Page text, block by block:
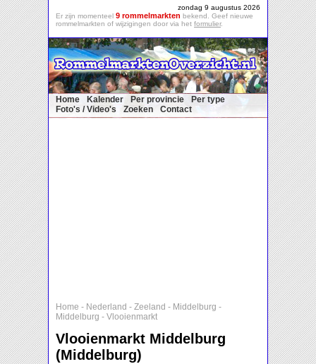
zondag 9 augustus 2026
Er zijn momenteel 9 rommelmarkten bekend. Geef nieuwe
rommelmarkten of wijzigingen door via het formulier.
Home Kalender Per provincie
Per type
Foto's / Video's
Zoeken Contact
Home - Nederland - Zeeland - Middelburg -
Middelburg - Vlooienmarkt
Vlooienmarkt Middelburg
(Middelburg)